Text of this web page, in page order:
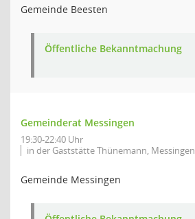
Gemeinde Beesten
Öffentliche Bekanntmachung
Gemeinderat Messingen
19:30-22:40 Uhr
in der Gaststätte Thünemann, Messingen
Gemeinde Messingen